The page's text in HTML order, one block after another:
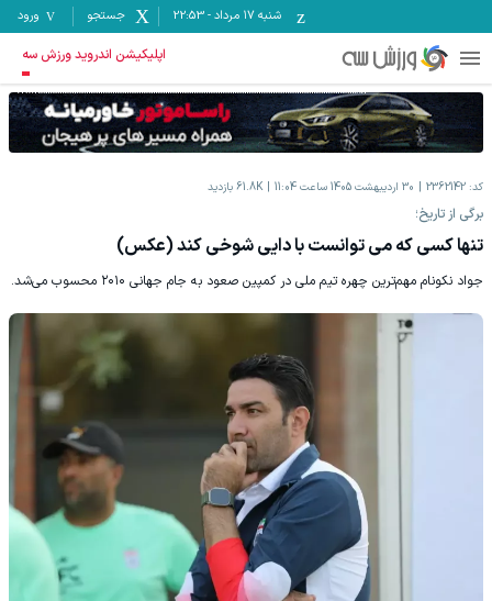
شنبه ۱۷ مرداد -
22:53 جستجو ورود
اپلیکیشن اندروید ورزش سه
کد: 2362142 30 اردیبهشت 1405 ساعت 11:04 61.8K بازدید
برگی از تاریخ؛
تنها کسی که می توانست با دایی شوخی کند (عکس)
جواد نکونام مهم‌ترین چهره تیم ملی در کمپین صعود به جام جهانی ۲۰۱۰ محسوب می‌شد.